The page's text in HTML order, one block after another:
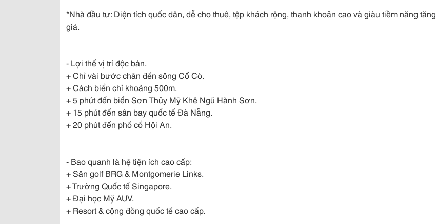
*Nhà đầu tư: Diện tích quốc dân, dễ cho thuê, tệp khách rộng, thanh khoản cao và giàu tiềm năng tăng
giá.
- Lợi thế vị trí độc bản.
+ Chỉ vài bước chân đến sông Cổ Cò.
+ Cách biển chỉ khoảng 500m.
+ 5 phút đến biển Sơn Thủy Mỹ Khê Ngũ Hành Sơn.
+ 15 phút đến sân bay quốc tế Đà Nẵng.
+ 20 phút đến phố cổ Hội An.
- Bao quanh là hệ tiện ích cao cấp:
+ Sân golf BRG & Montgomerie Links.
+ Trường Quốc tế Singapore.
+ Đại học Mỹ AUV.
+ Resort & cộng đồng quốc tế cao cấp.